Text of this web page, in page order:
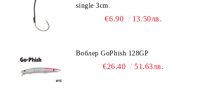
single 3cm.
€6.90 13.50лв.
Воблер GoPhish 128GP
€26.40 51.63лв.